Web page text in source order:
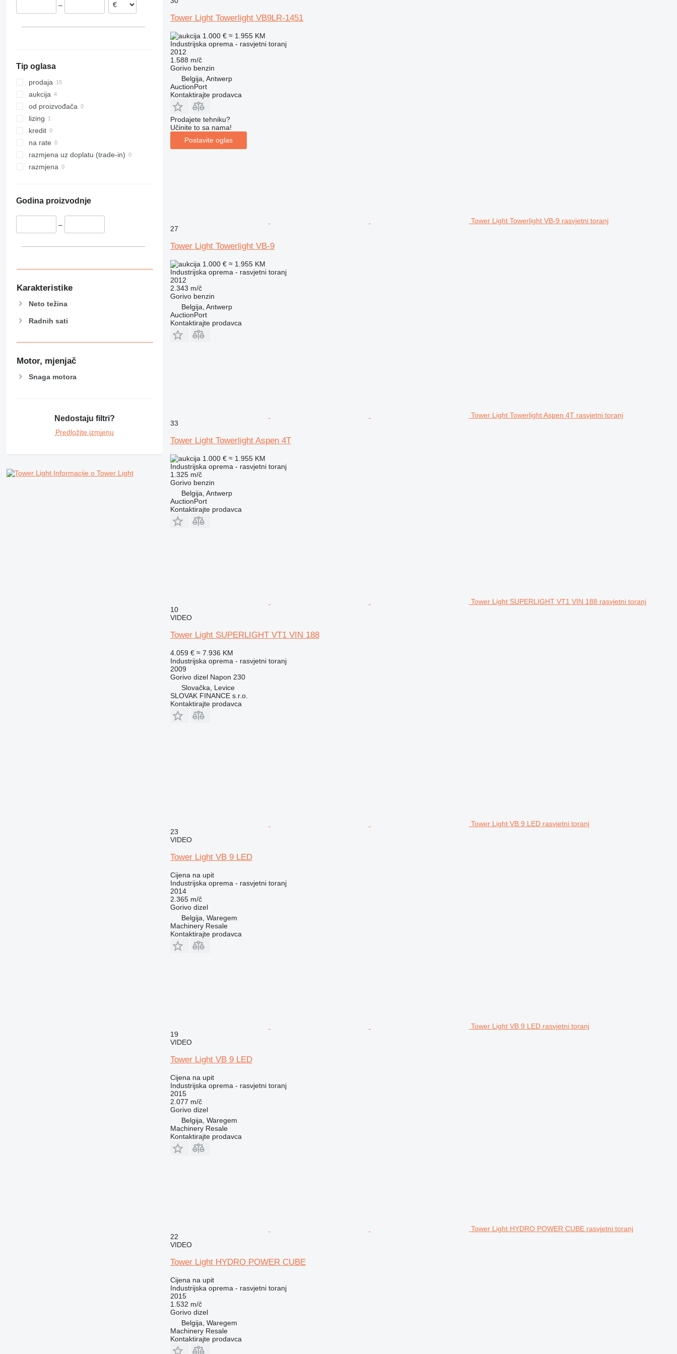
Rumunija
–
Tip oglasa
prodaja
aukcija
od proizvođača
lizing
kredit
na rate
razmjena uz doplatu (trade-in)
razmjena
Godina proizvodnje
–
Karakteristike
Neto težina
Radnih sati
Motor, mjenjač
Snaga motora
Nedostaju filtri?
Predložite izmjenu
Informacije o Tower Light
Tower Light Towerlight VB9LR-1451
1.000 € ≈ 1.955 KM
Industrijska oprema - rasvjetni toranj
2012
1.588 m/č
Gorivo benzin
Belgija, Antwerp
AuctionPort
Kontaktirajte prodavca
Prodajete tehniku?
Učinite to sa nama!
Postavite oglas
Tower Light Towerlight VB-9 rasvjetni toranj
27
Tower Light Towerlight VB-9
1.000 € ≈ 1.955 KM
Industrijska oprema - rasvjetni toranj
2012
2.343 m/č
Gorivo benzin
Belgija, Antwerp
AuctionPort
Kontaktirajte prodavca
Tower Light Towerlight Aspen 4T rasvjetni toranj
33
Tower Light Towerlight Aspen 4T
1.000 € ≈ 1.955 KM
Industrijska oprema - rasvjetni toranj
1.325 m/č
Gorivo benzin
Belgija, Antwerp
AuctionPort
Kontaktirajte prodavca
Tower Light SUPERLIGHT VT1 VIN 188 rasvjetni toranj
10
VIDEO
Tower Light SUPERLIGHT VT1 VIN 188
4.059 € ≈ 7.936 KM
Industrijska oprema - rasvjetni toranj
2009
Gorivo dizel Napon 230
Slovačka, Levice
SLOVAK FINANCE s.r.o.
Kontaktirajte prodavca
Tower Light VB 9 LED rasvjetni toranj
23
VIDEO
Tower Light VB 9 LED
Cijena na upit
Industrijska oprema - rasvjetni toranj
2014
2.365 m/č
Gorivo dizel
Belgija, Waregem
Machinery Resale
Kontaktirajte prodavca
Tower Light VB 9 LED rasvjetni toranj
19
VIDEO
Tower Light VB 9 LED
Cijena na upit
Industrijska oprema - rasvjetni toranj
2015
2.077 m/č
Gorivo dizel
Belgija, Waregem
Machinery Resale
Kontaktirajte prodavca
Tower Light HYDRO POWER CUBE rasvjetni toranj
22
VIDEO
Tower Light HYDRO POWER CUBE
Cijena na upit
Industrijska oprema - rasvjetni toranj
2015
1.532 m/č
Gorivo dizel
Belgija, Waregem
Machinery Resale
Kontaktirajte prodavca